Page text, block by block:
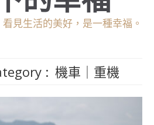
見生活的美好，是一種幸福。
: 機車｜重機